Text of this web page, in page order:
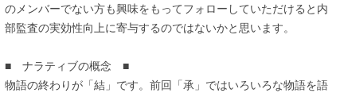
のメンバーでない方も興味をもってフォローしていただけると内
部監査の実効性向上に寄与するのではないかと思います。
■ ナラティブの概念 ■
物語の終わりが「結」です。前回「承」ではいろいろな物語を語